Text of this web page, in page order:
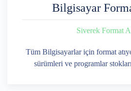
Bilgisayar
Siverek Format
Tüm Bilgisayarlar için format
sürümleri ve programlar